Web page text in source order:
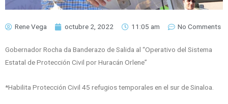
Rene Vega octubre 2, 2022 11:05 am No Comments
Gobernador Rocha da Banderazo de Salida al “Operativo del Sistema
Estatal de Protección Civil por Huracán Orlene”
*Habilita Protección Civil 45 refugios temporales en el sur de Sinaloa.